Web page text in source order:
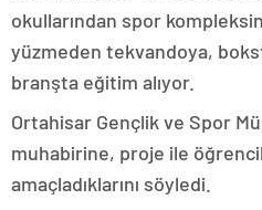
okullarından spor
yüzmeden tekvandoya,
branşta eğitim alıyor.
Ortahisar Gençlik ve Spor
muhabirine, proje ile
amaçladıklarını söyledi.